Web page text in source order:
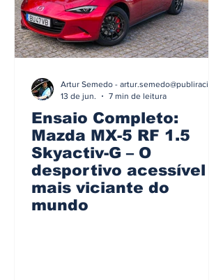
Ensaio Completo:
Mazda MX-5 RF 1.5
Skyactiv-G – O
desportivo acessível
mais viciante do
mundo
13 de jun.
7 min de leitura